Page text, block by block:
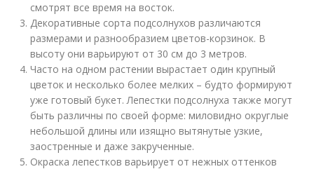
смотрят все время на восток.
Декоративные сорта подсолнухов различаются
размерами и разнообразием цветов-корзинок. В
высоту они варьируют от 30 см до 3 метров.
Часто на одном растении вырастает один крупный
цветок и несколько более мелких – будто формируют
уже готовый букет. Лепестки подсолнуха также могут
быть различны по своей форме: миловидно округлые
небольшой длины или изящно вытянутые узкие,
заостренные и даже закрученные.
Окраска лепестков варьирует от нежных оттенков